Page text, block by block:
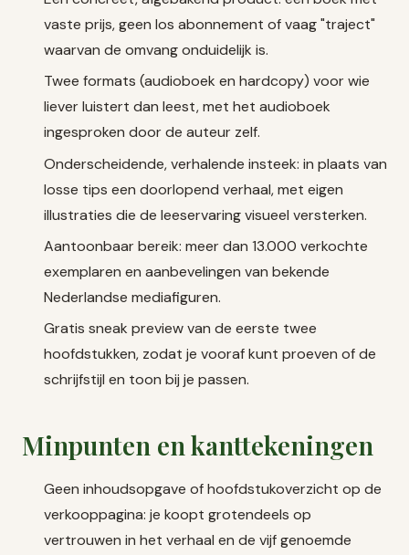
vaste prijs, geen los abonnement of vaag "traject"
waarvan de omvang onduidelijk is.
Twee formats (audioboek en hardcopy) voor wie
liever luistert dan leest, met het audioboek
ingesproken door de auteur zelf.
Onderscheidende, verhalende insteek: in plaats van
losse tips een doorlopend verhaal, met eigen
illustraties die de leeservaring visueel versterken.
Aantoonbaar bereik: meer dan 13.000 verkochte
exemplaren en aanbevelingen van bekende
Nederlandse mediafiguren.
Gratis sneak preview van de eerste twee
hoofdstukken, zodat je vooraf kunt proeven of de
schrijfstijl en toon bij je passen.
Minpunten en kanttekeningen
Geen inhoudsopgave of hoofdstukoverzicht op de
verkooppagina: je koopt grotendeels op
vertrouwen in het verhaal en de vijf genoemde